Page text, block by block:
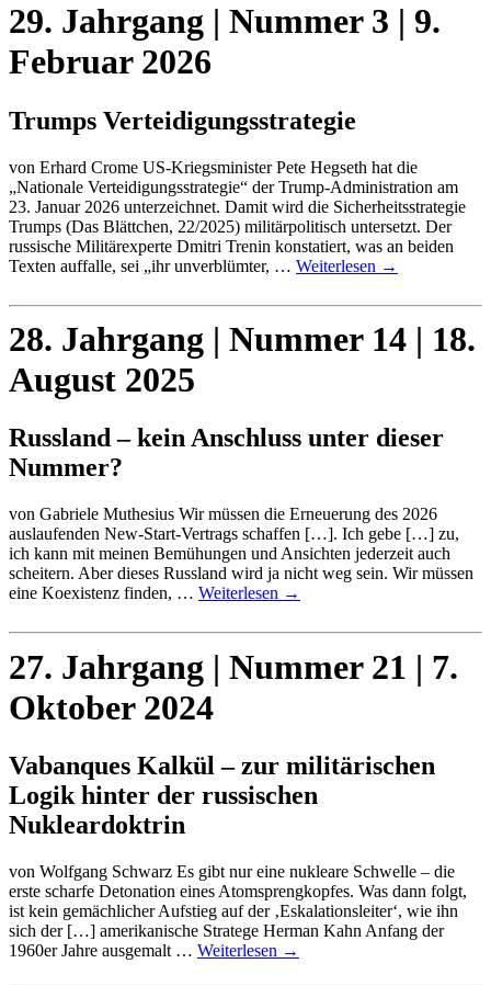
29. Jahrgang | Nummer 3 | 9.
Februar 2026
Trumps Verteidigungsstrategie
von Erhard Crome US-Kriegsminister Pete Hegseth hat die
„Nationale Verteidigungsstrategie“ der Trump-Administration am
23. Januar 2026 unterzeichnet. Damit wird die Sicherheitsstrategie
Trumps (Das Blättchen, 22/2025) militärpolitisch untersetzt. Der
russische Militärexperte Dmitri Trenin konstatiert, was an beiden
Texten auffalle, sei „ihr unverblümter, … Weiterlesen →
28. Jahrgang | Nummer 14 | 18.
August 2025
Russland – kein Anschluss unter dieser
Nummer?
von Gabriele Muthesius Wir müssen die Erneuerung des 2026
auslaufenden New-Start-Vertrags schaffen […]. Ich gebe […] zu,
ich kann mit meinen Bemühungen und Ansichten jederzeit auch
scheitern. Aber dieses Russland wird ja nicht weg sein. Wir müssen
eine Koexistenz finden, … Weiterlesen →
27. Jahrgang | Nummer 21 | 7.
Oktober 2024
Vabanques Kalkül – zur militärischen
Logik hinter der russischen
Nukleardoktrin
von Wolfgang Schwarz Es gibt nur eine nukleare Schwelle – die
erste scharfe Detonation eines Atomsprengkopfes. Was dann folgt,
ist kein gemächlicher Aufstieg auf der ‚Eskalationsleiter‘, wie ihn
sich der […] amerikanische Stratege Herman Kahn Anfang der
1960er Jahre ausgemalt … Weiterlesen →